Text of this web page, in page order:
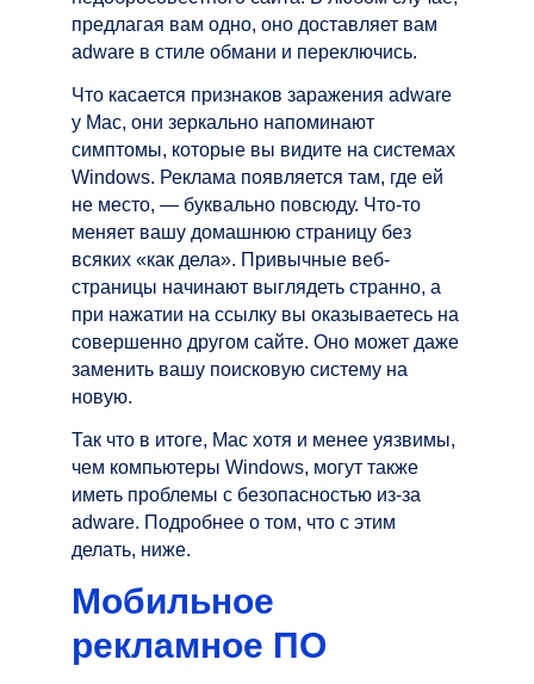
предлагая вам одно, оно доставляет вам
adware в стиле обмани и переключись.
Что касается признаков заражения adware
у Mac, они зеркально напоминают
симптомы, которые вы видите на системах
Windows. Реклама появляется там, где ей
не место, — буквально повсюду. Что-то
меняет вашу домашнюю страницу без
всяких «как дела». Привычные веб-
страницы начинают выглядеть странно, а
при нажатии на ссылку вы оказываетесь на
совершенно другом сайте. Оно может даже
заменить вашу поисковую систему на
новую.
Так что в итоге, Mac хотя и менее уязвимы,
чем компьютеры Windows, могут также
иметь проблемы с безопасностью из-за
adware. Подробнее о том, что с этим
делать, ниже.
Мобильное
рекламное ПО